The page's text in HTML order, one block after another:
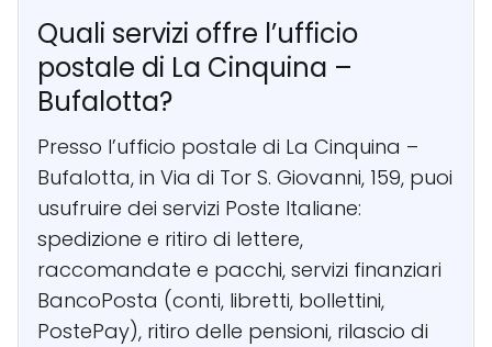
Quali servizi offre l’ufficio
postale di La Cinquina –
Bufalotta?
Presso l’ufficio postale di La Cinquina –
Bufalotta, in Via di Tor S. Giovanni, 159, puoi
usufruire dei servizi Poste Italiane:
spedizione e ritiro di lettere,
raccomandate e pacchi, servizi finanziari
BancoPosta (conti, libretti, bollettini,
PostePay), ritiro delle pensioni, rilascio di